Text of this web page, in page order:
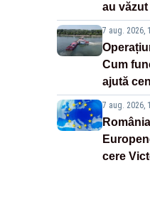
au
7 aug. 2026,
Cum
ajută
7 aug. 2026,
cere